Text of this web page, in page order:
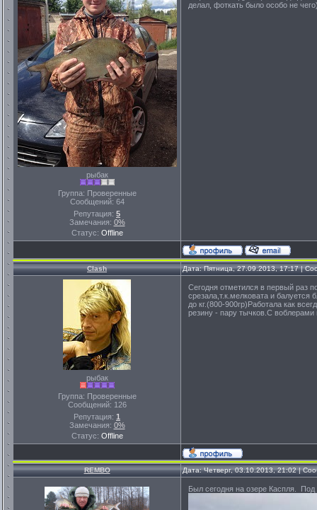
рыбак
Группа: Проверенные
Сообщений: 64
Репутация: 5
Замечания: 0%
Статус: Offline
делал, фоткать было особо не
Clash Дата: Пятница, 27.09.2013, 17:17 |
рыбак
Группа: Проверенные
Сообщений: 126
Репутация: 1
Замечания: 0%
Статус: Offline
Сегодня отметился в первый раз
срезала,т.к.мелковата и балуется
до кг.(800-900гр)Работала как
резину - пару тычков.С воблерами
REMBO Дата: Четверг, 03.10.2013, 21:02 |
Был сегодня на озере Каспля.